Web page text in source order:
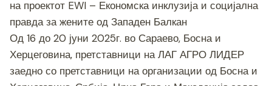
на проектот EWI – Економска инклузија и социјална
правда за жените од Западен Балкан
Од 16 до 20 јуни 2025г. во Сараево, Босна и
Херцеговина, претставници на ЛАГ АГРО ЛИДЕР
заедно со претставници на организации од Босна и